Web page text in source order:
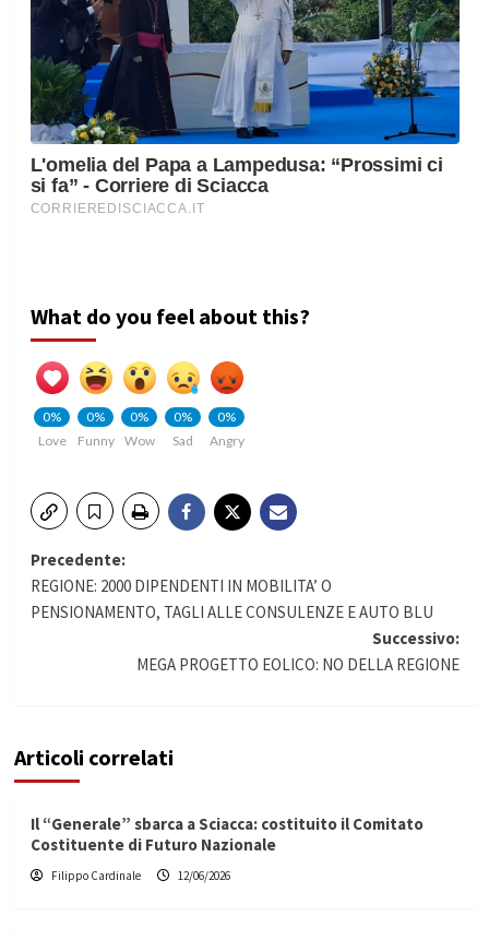
What do you feel about this?
0%
Love
0%
Funny
0%
Wow
0%
Sad
0%
Angry
Navigazione
articolo
Precedente:
REGIONE: 2000 DIPENDENTI IN MOBILITA’ O
PENSIONAMENTO, TAGLI ALLE CONSULENZE E AUTO BLU
Successivo:
MEGA PROGETTO EOLICO: NO DELLA REGIONE
Articoli correlati
Il “Generale” sbarca a Sciacca: costituito il Comitato
Costituente di Futuro Nazionale
Filippo Cardinale 12/06/2026